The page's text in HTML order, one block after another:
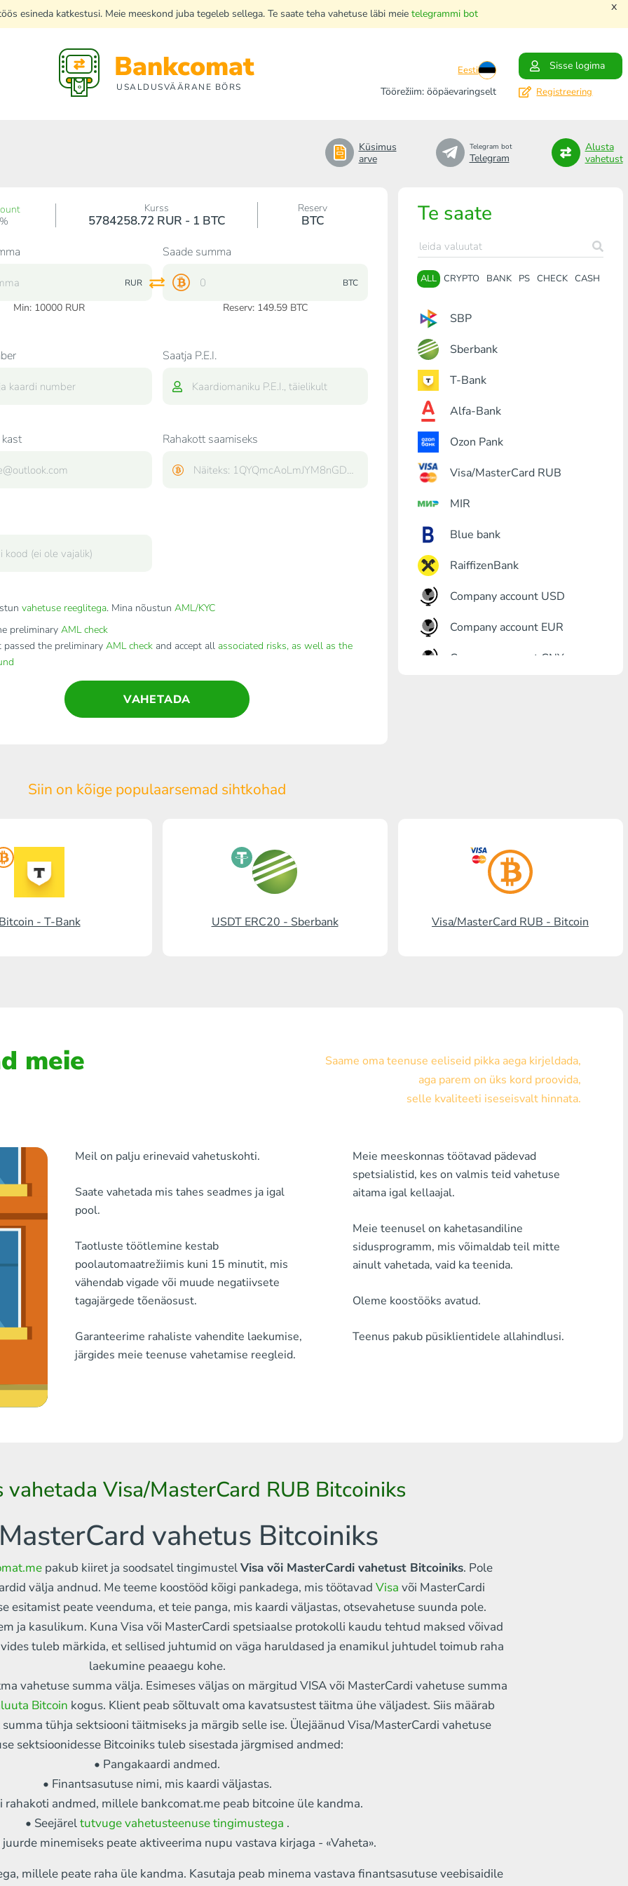
esineda katkestusi. Meie meeskond juba tegeleb sellega. Te saate teha vahetuse läbi meie telegrammi bot x
Bankcomat
USALDUSVÄÄRANE BÖRS
Eesti
Sisse logima
Töörežiim: ööpäevaringselt
Registreering
Küsimus
arve
Telegram bot
Telegram
Alusta
vahetust
Te saate
ALL CRYPTO BANK PS CHECK CASH
SBP
Sberbank
T-Bank
Alfa-Bank
Ozon Pank
Visa/MasterCard RUB
MIR
Blue bank
RaiffizenBank
Company account USD
Company account EUR
Company account CNY
RosselhozBank
Visa/MasterCard KGS
Pank Houm Kredit
Mistahes Pank MDL
Mistahes Pank KGS
Mistahes Pank UZS
Mistahes Pank PLN
Visa/MasterCard MDL
Visa/MasterCard AMD
Monero
USDT TON
USDT TRC20
USDT ERC20
Kurss
5784258.72 RUR - 1 BTC
Reserv
BTC
RUR
Min: 10000 RUR
Saade summa
BTC
Reserv: 149.59 BTC
Saatja P.E.I.
Rahakott saamiseks
vahetuse reeglitega. Mina nõustun AML/KYC
preliminary AML check
the preliminary AML checkand accept all associated risks, as well as the
VAHETADA
Siin on kõige populaarsemad sihtkohad
Bitcoin - T-Bank USDT ERC20 - Sberbank Visa/MasterCard RUB - Bitcoin
meie
Saame oma teenuse eeliseid pikka aega kirjeldada,
aga parem on üks kord proovida,
selle kvaliteeti iseseisvalt hinnata.
Meil ​​on palju erinevaid vahetuskohti.
Saate vahetada mis tahes seadmes ja igal
pool.
Taotluste töötlemine kestab
poolautomaatrežiimis kuni 15 minutit, mis
vähendab vigade või muude negatiivsete
tagajärgede tõenäosust.
Garanteerime rahaliste vahendite laekumise,
järgides meie teenuse vahetamise reegleid.
Meie meeskonnas töötavad pädevad
spetsialistid, kes on valmis teid vahetuse
aitama igal kellaajal.
Meie teenusel on kahetasandiline
sidusprogramm, mis võimaldab teil mitte
ainult vahetada, vaid ka teenida.
Oleme koostööks avatud.
Teenus pakub püsiklientidele allahindlusi.
vahetada Visa/MasterCard RUB Bitcoiniks
vahetus Bitcoiniks
pakub kiiret ja soodsatel tingimustelVisa või MasterCardi vahetust Bitcoiniks. Pole
välja andnud. Me teeme koostööd kõigi pankadega, mis töötavad Visa või MasterCardi
esitamist peate veenduma, et teie panga, mis kaardi väljastas, otsevahetuse suunda pole.
ja kasulikum. Kuna Visa või MasterCardi spetsiaalse protokolli kaudu tehtud maksed võivad
tuleb märkida, et sellised juhtumid on väga haruldased ja enamikul juhtudel toimub raha
laekumine peaaegu kohe.
vahetuse summa välja. Esimeses väljas on märgitud VISA või MasterCardi vahetuse summa
Bitcoin kogus. Klient peab sõltuvalt oma kavatsustest täitma ühe väljadest. Siis määrab
tühja sektsiooni täitmiseks ja märgib selle ise. Ülejäänud Visa/MasterCardi vahetuse
sektsioonidesse Bitcoiniks tuleb sisestada järgmised andmed:
• Pangakaardi andmed.
• Finantsasutuse nimi, mis kaardi väljastas.
rahakoti andmed, millele bankcomat.me peab bitcoine üle kandma.
• Seejäreltutvuge vahetusteenuse tingimustega .
minemiseks peate aktiveerima nupu vastava kirjaga - «Vaheta».
millele peate raha üle kandma. Kasutaja peab minema vastava finantsasutuse veebisaidile